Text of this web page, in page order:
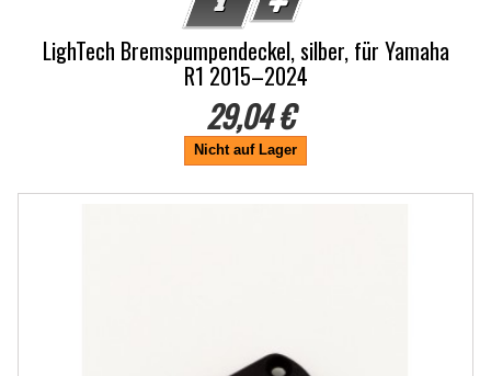
LighTech Bremspumpendeckel, silber, für Yamaha
R1 2015–2024
29,04 €
Nicht auf Lager